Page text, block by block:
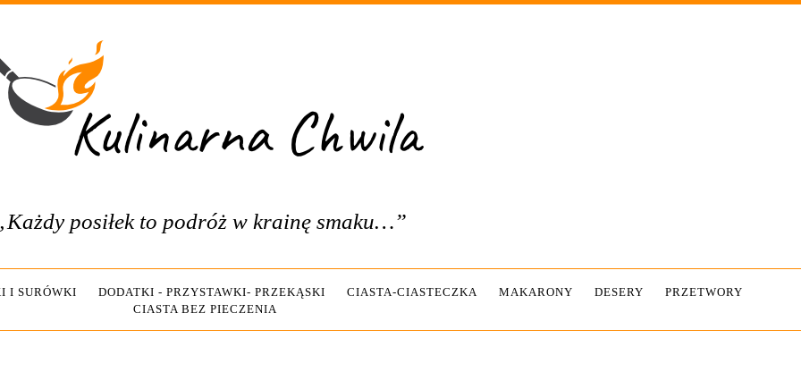
posiłek to podróż w krainę smaku…”
I SURÓWKI DODATKI - PRZYSTAWKI- PRZEKĄSKI CIASTA-CIASTECZKA MAKARONY DESERY
PRZETWORY
CIASTA BEZ PIECZENIA